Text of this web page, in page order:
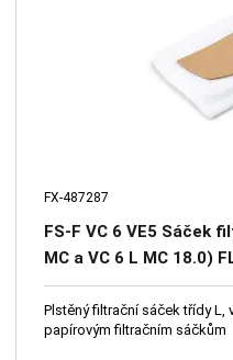
FX-487287
FS-F VC 6 VE5 Sáček
MC a VC 6 L MC 18.0)
Plstěný filtrační sáček třídy
papírovým filtračním sáčkům